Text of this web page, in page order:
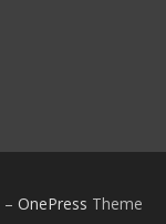
– OnePress Theme